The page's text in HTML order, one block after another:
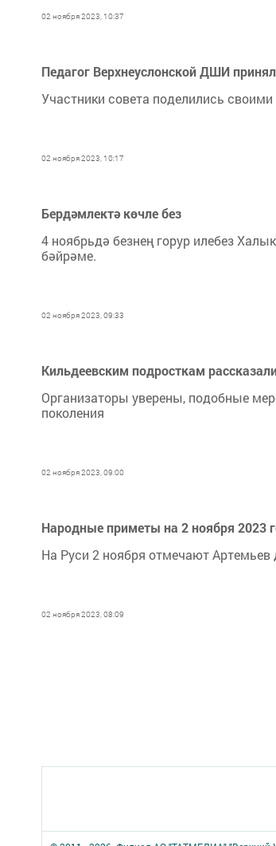
02 ноября 2023, 10:37
Педагог Верхнеуслонской ДШИ
Участники совета поделились
02 ноября 2023, 10:17
Бердәмлектә көчле без
4 ноябрьдә безнең горур илебез
бәйрәме.
02 ноября 2023, 09:33
Кильдеевским подросткам
Организаторы уверены, подобные
поколения
02 ноября 2023, 09:00
Народные приметы на 2 ноября 2023
На Руси 2 ноября отмечают Артемьев
02 ноября 2023, 08:09